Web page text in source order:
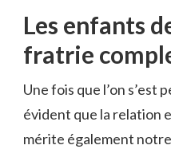
Les enfants
fratrie
Une fois que l’on s’est
évident que la relation
mérite également